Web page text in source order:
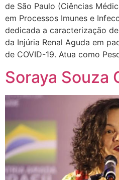
de São Paulo (Ciências
em Processos Imunes e
dedicada a caracterização
da Injúria Renal Aguda em
de COVID-19. Atua como
Soraya Souza